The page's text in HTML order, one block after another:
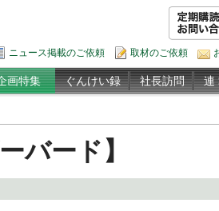
ニュース掲載のご依頼 取材のご依頼
画特集 ぐんけい録 社長訪問 連
バード】